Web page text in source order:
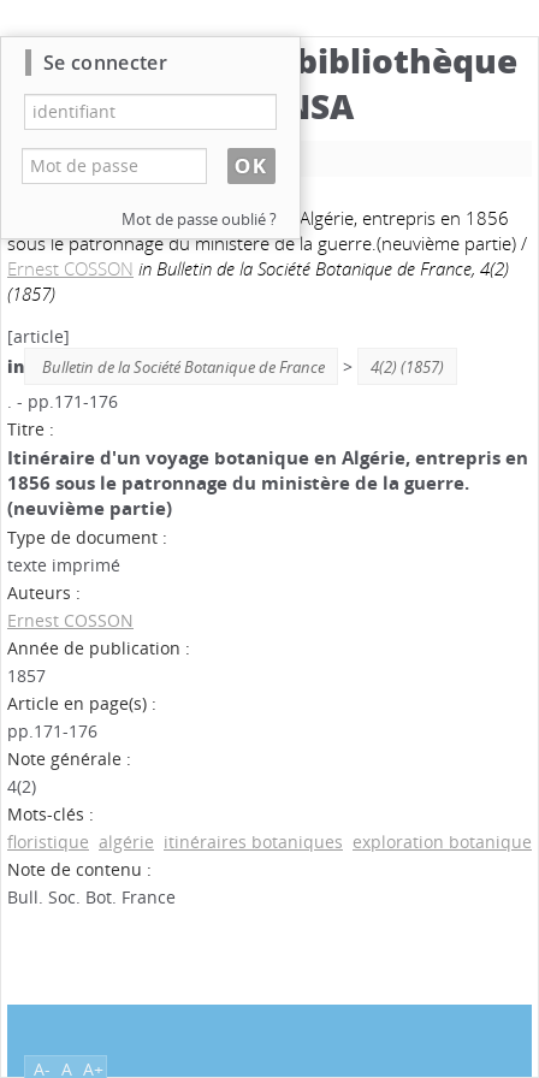
Catalogue de la bibliothèque
du CBNSA
Nouvelle recherche
Itinéraire d'un voyage botanique en Algérie, entrepris en 1856
sous le patronnage du ministère de la guerre.(neuvième partie)/
Ernest COSSON in Bulletin de la Société Botanique de France, 4(2)
(1857)
[article]
in
Bulletin de la Société Botanique de France > 4(2) (1857)
. - pp.171-176
Titre :
Itinéraire d'un voyage botanique en Algérie, entrepris en
1856 sous le patronnage du ministère de la guerre.
(neuvième partie)
Type de document :
texte imprimé
Auteurs :
Ernest COSSON
Année de publication :
1857
Article en page(s) :
pp.171-176
Note générale :
4(2)
Mots-clés :
floristique algérie itinéraires botaniques exploration botanique
Note de contenu :
Bull. Soc. Bot. France
A- A A+
Se connecter
Mot de passe oublié ?